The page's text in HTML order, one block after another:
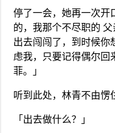
停了一会，她再一次开
的，我那个不尽职的
出去闯闯了，到时候你
虑我，只要记得偶尔回
菲。」
听到此处，林青不由愣
「出去做什么？」